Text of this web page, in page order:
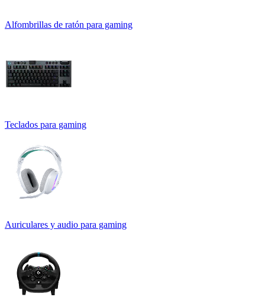
Alfombrillas de ratón para gaming
Teclados para gaming
Auriculares y audio para gaming